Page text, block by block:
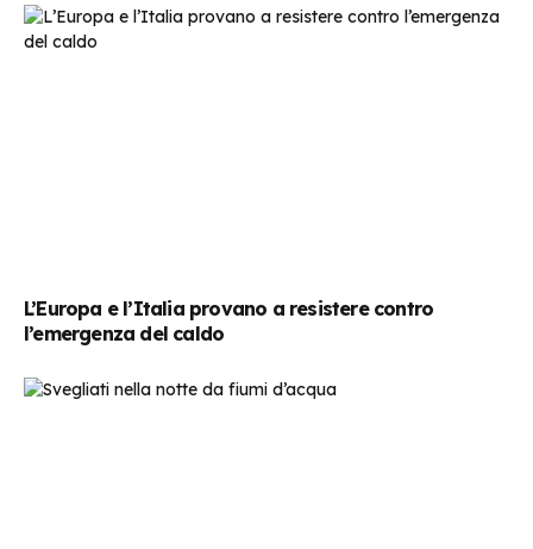
L’Europa e l’Italia provano a resistere contro
l’emergenza del caldo